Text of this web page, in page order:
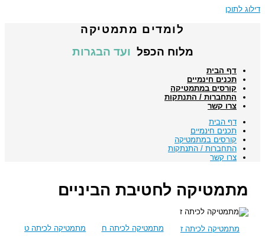
דילוג לתוכן
לומדים מתמטיקה
מלוח הכפל ועד הבגרות
דף הבית
תכנים חינמיים
קורסים במתמטיקה
התחברות / התנתקות
צרו קשר
דף הבית
תכנים חינמיים
קורסים במתמטיקה
התחברות / התנתקות
צרו קשר
מתמטיקה לחטיבת הביניים
מתמטיקה לכיתה ז מתמטיקה לכיתה ח מתמטיקה לכיתה ט